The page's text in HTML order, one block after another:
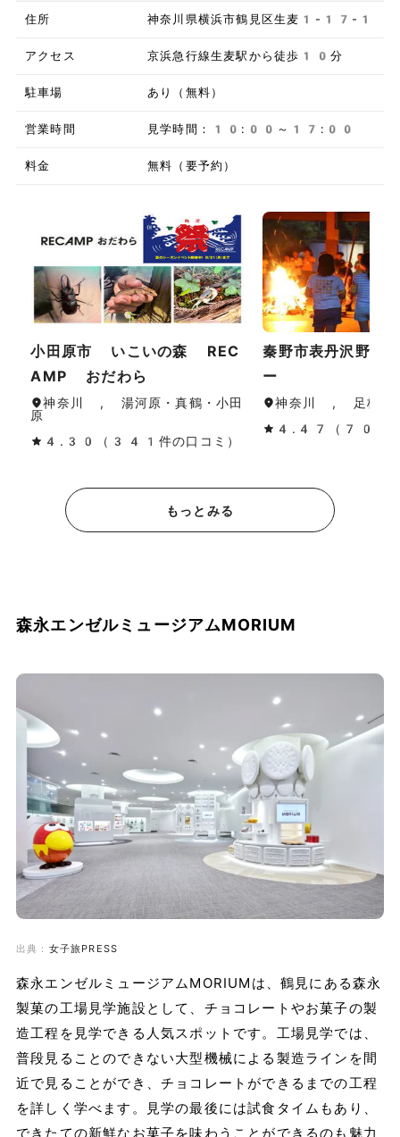
住所 神奈川県横浜市鶴見区生麦1-17-1
アクセス 京浜急行線生麦駅から徒歩10分
駐車場 あり（無料）
営業時間 見学時間：10:00～17:00
料金 無料（要予約）
小田原市 いこいの森 REC
AMP おだわら
神奈川 , 湯河原・真鶴・小田
原
4.30（341件の口コミ）
秦野市表丹沢野外
ー
神奈川 , 足柄（
4.47（70件の
もっとみる
森永エンゼルミュージアムMORIUM
出典： 女子旅PRESS
森永エンゼルミュージアムMORIUMは、鶴見にある森永
製菓の工場見学施設として、チョコレートやお菓子の製
造工程を見学できる人気スポットです。工場見学では、
普段見ることのできない大型機械による製造ラインを間
近で見ることができ、チョコレートができるまでの工程
を詳しく学べます。見学の最後には試食タイムもあり、
できたての新鮮なお菓子を味わうことができるのも魅力